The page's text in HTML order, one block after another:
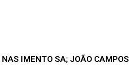
IMENTO SA; JOÃO CAMPOS